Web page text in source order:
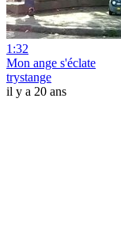
1:32
Mon ange s'éclate
trystange
il y a 20 ans